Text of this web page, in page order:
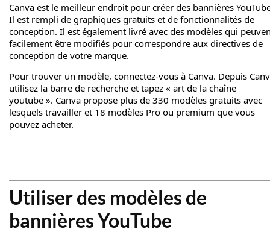
Canva est le meilleur endroit pour créer des bannières
Il est rempli de graphiques gratuits et de fonctionnalités de
conception. Il est également livré avec des modèles qui
facilement être modifiés pour correspondre aux directives de
conception de votre marque.
Pour trouver un modèle, connectez-vous à Canva. Depuis
utilisez la barre de recherche et tapez « art de la chaîne
youtube ». Canva propose plus de 330 modèles gratuits avec
lesquels travailler et 18 modèles Pro ou premium que vous
pouvez acheter.
Utiliser des modèles de
bannières YouTube